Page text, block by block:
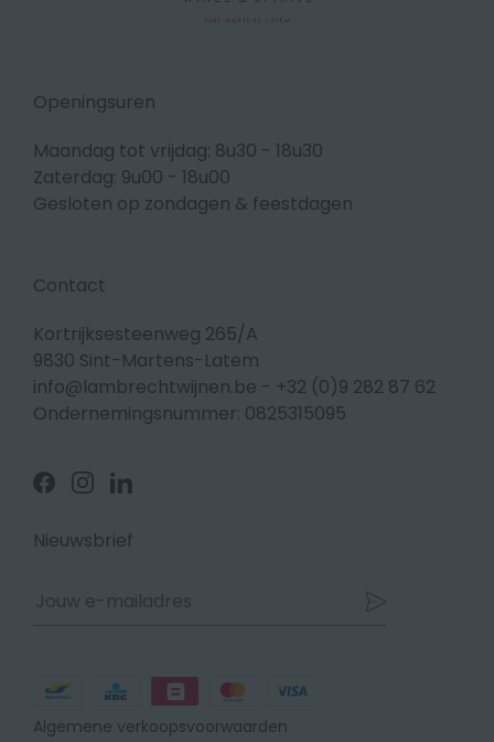
Openingsuren
Maandag tot vrijdag: 8u30 - 18u30
Zaterdag: 9u00 - 18u00
Gesloten op zondagen & feestdagen
Contact
Kortrijksesteenweg 265/A
9830 Sint-Martens-Latem
info@lambrechtwijnen.be - +32 (0)9 282 87 62
Ondernemingsnummer: 0825315095
Volg
ons
Facebook
Volg
ons
Instagram
Volg
ons
Linkedin
Nieuwsbrief
Betaalmethodes
Algemene verkoopsvoorwaarden